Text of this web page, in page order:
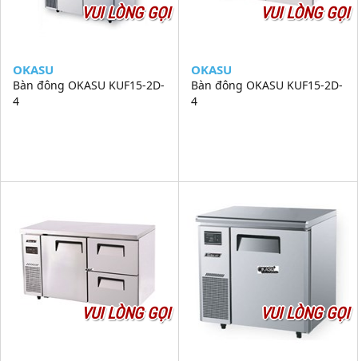
VUI LÒNG GỌI
OKASU
Bàn đông OKASU KUF15-2D-
4
VUI LÒNG GỌI
OKASU
Bàn đông OKASU KUF15-2D-
4
VUI LÒNG GỌI VUI LÒNG GỌI